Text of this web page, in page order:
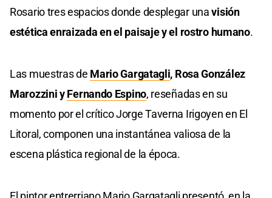
Rosario tres espacios donde desplegar unavisión
estética enraizada en el paisaje y el rostro humano.
Las muestras de Mario Gargatagli, Rosa González
Marozzini yFernando Espino, reseñadas en su
momento por el crítico Jorge Taverna Irigoyen en El
Litoral, componen una instantánea valiosa de la
escena plástica regional de la época.